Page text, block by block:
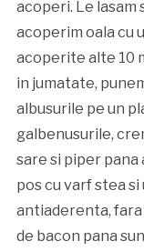
acoperi. Le lasam
acoperim oala cu
acoperite alte 10
in jumatate,
albusurile pe un
galbenusurile,
sare si piper pana
pos cu varf stea
antiaderenta, fara
de bacon pana